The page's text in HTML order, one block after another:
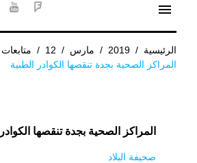
menu
الرئيسية /
2019
/ مارس /
12
/ متابعات
المراكز الصحية بجدة تنقصها الكوادر الطبية
المراكز الصحية بجدة تنقصها
صحيفة البلاد